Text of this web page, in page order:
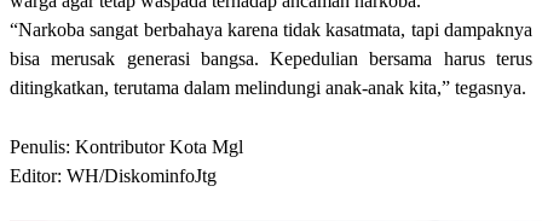
“Narkoba sangat berbahaya karena tidak kasatmata, tapi dampaknya
bisa merusak generasi bangsa. Kepedulian bersama harus terus
ditingkatkan, terutama dalam melindungi anak-anak kita,” tegasnya.
Penulis: Kontributor Kota Mgl
Editor: WH/DiskominfoJtg